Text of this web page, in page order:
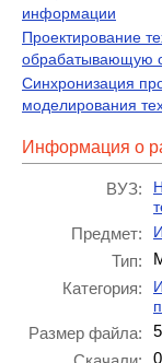
информации
Проектирование
обрабатывающую
Синхронизация
моделирования
Информация о
ВУЗ:
Предмет:
Тип:
Категория:
Размер файла:
0